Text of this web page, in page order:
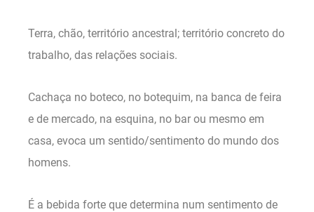
Terra, chão, território ancestral; território concreto do
trabalho, das relações sociais.
Cachaça no boteco, no botequim, na banca de feira
e de mercado, na esquina, no bar ou mesmo em
casa, evoca um sentido/sentimento do mundo dos
homens.
É a bebida forte que determina num sentimento de